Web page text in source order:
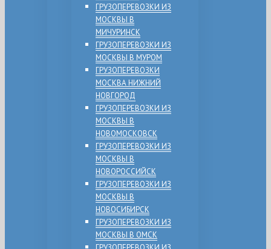
ГРУЗОПЕРЕВОЗКИ ИЗ
МОСКВЫ В
МИЧУРИНСК
ГРУЗОПЕРЕВОЗКИ ИЗ
МОСКВЫ В МУРОМ
ГРУЗОПЕРЕВОЗКИ
МОСКВА НИЖНИЙ
НОВГОРОД
ГРУЗОПЕРЕВОЗКИ ИЗ
МОСКВЫ В
НОВОМОСКОВСК
ГРУЗОПЕРЕВОЗКИ ИЗ
МОСКВЫ В
НОВОРОССИЙСК
ГРУЗОПЕРЕВОЗКИ ИЗ
МОСКВЫ В
НОВОСИБИРСК
ГРУЗОПЕРЕВОЗКИ ИЗ
МОСКВЫ В ОМСК